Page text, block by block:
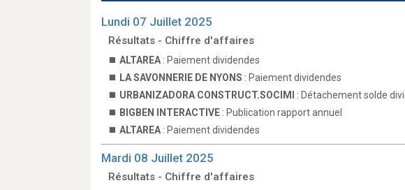
Lundi 07 Juillet 2025
Résultats - Chiffre d'affaires
ALTAREA : Paiement dividendes
LA SAVONNERIE DE NYONS : Paiement dividendes
URBANIZADORA CONSTRUCT.SOCIMI
: Détachement solde
BIGBEN INTERACTIVE : Publication rapport annuel
ALTAREA : Paiement dividendes
Mardi 08 Juillet 2025
Résultats - Chiffre d'affaires